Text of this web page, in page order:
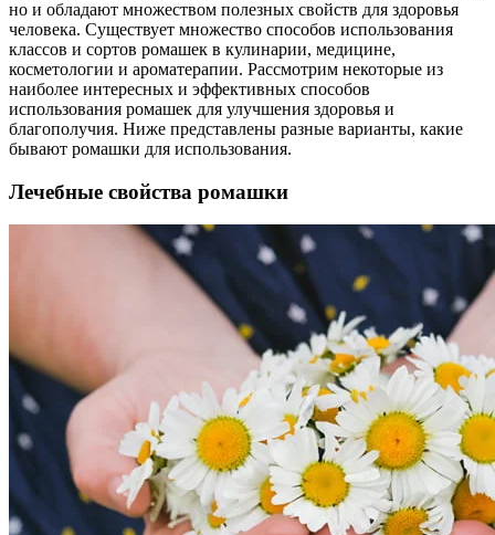
но и обладают множеством полезных свойств для здоровья
человека. Существует множество способов использования
классов и сортов ромашек в кулинарии, медицине,
косметологии и ароматерапии. Рассмотрим некоторые из
наиболее интересных и эффективных способов
использования ромашек для улучшения здоровья и
благополучия. Ниже представлены разные варианты, какие
бывают ромашки для использования.
Лечебные свойства ромашки